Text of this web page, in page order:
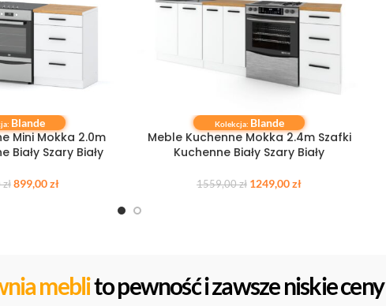
Blande
Mini Mokka 2.0m
Biały Szary Biały
zł 899,00zł
DODAJ DO KOSZYKA
Kolekcja: Blande
Meble Kuchenne Mokka 2.4m Szafki
Kuchenne Biały Szary Biały
1559,00zł 1249,00zł
meblito pewność i zawsze niskie